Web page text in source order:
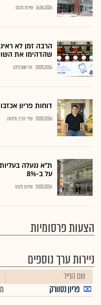
16.06.2026 שירות גלובס
שהדהימו את
20.05.2026 חזי שטרנליכט
דוחות פריון
20.05.2026 שירי חביב-ולדהורן
על ב-8%
20.05.2026 שירות גלובס
הצעות פרסומיות
ניירות ערך נוספים
שם הנייר
פריון נטוורק